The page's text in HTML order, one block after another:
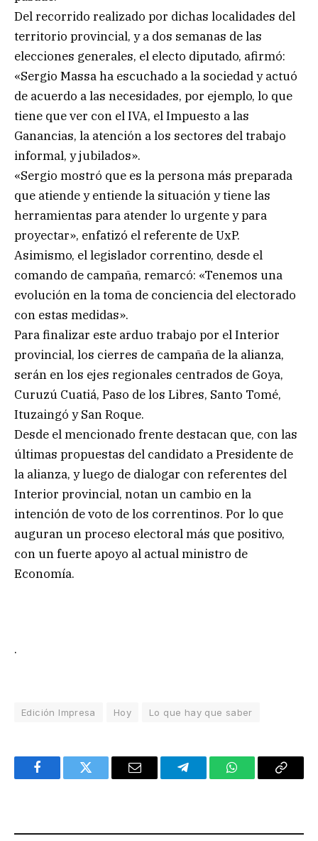
Del recorrido realizado por dichas localidades del
territorio provincial, y a dos semanas de las
elecciones generales, el electo diputado, afirmó:
«Sergio Massa ha escuchado a la sociedad y actuó
de acuerdo a las necesidades, por ejemplo, lo que
tiene que ver con el IVA, el Impuesto a las
Ganancias, la atención a los sectores del trabajo
informal, y jubilados».
«Sergio mostró que es la persona más preparada
que atiende y entiende la situación y tiene las
herramientas para atender lo urgente y para
proyectar», enfatizó el referente de UxP.
Asimismo, el legislador correntino, desde el
comando de campaña, remarcó: «Tenemos una
evolución en la toma de conciencia del electorado
con estas medidas».
Para finalizar este arduo trabajo por el Interior
provincial, los cierres de campaña de la alianza,
serán en los ejes regionales centrados de Goya,
Curuzú Cuatiá, Paso de los Libres, Santo Tomé,
Ituzaingó y San Roque.
Desde el mencionado frente destacan que, con las
últimas propuestas del candidato a Presidente de
la alianza, y luego de dialogar con referentes del
Interior provincial, notan un cambio en la
intención de voto de los correntinos. Por lo que
auguran un proceso electoral más que positivo,
con un fuerte apoyo al actual ministro de
Economía.
.
Edición Impresa Hoy Lo que hay que saber
FacebookTwitter Email TelegramWhatsAppCopy